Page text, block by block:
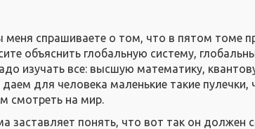
меня спрашиваете о том, что в пятом томе
объяснить глобальную систему,
изучать все: высшую математику,
для человека маленькие такие пулечки,
смотреть на мир.
заставляет понять, что вот так он должен